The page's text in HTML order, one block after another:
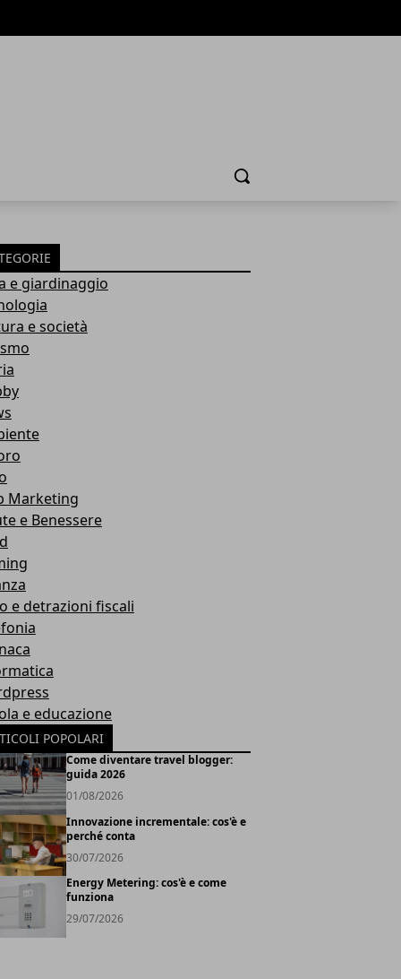
Cerca
e giardinaggio
e società
Marketing
e Benessere
e detrazioni fiscali
e educazione
POPOLARI
Come diventare travel blogger:
guida 2026
01/08/2026
Innovazione incrementale: cos'è e
perché conta
30/07/2026
Energy Metering: cos'è e come
funziona
29/07/2026